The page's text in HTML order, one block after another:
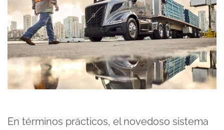
En términos prácticos, el novedoso sistema